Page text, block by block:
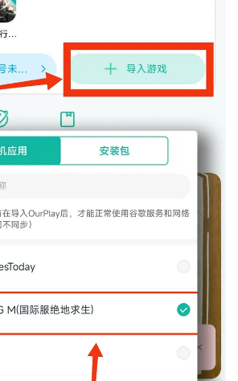
来解决上面的问题。
要加速吗？pubg用什么加速器？
ourplay手游加速器，真正的0元永
加速稳定且自带谷歌框架的强大软
速引擎，高速专网，动态多线支持
加速又快又稳。彻底解决pubg绝地
、东南亚服、港澳台服网络卡顿、
高、加载缓慢等问题，让您随时随
永久0元免费加速pubg手游，无论你
日服、韩服、东南亚服还是其他服
0元免费加速。
适配玩家手机型号，然后下载对应